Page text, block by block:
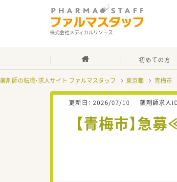
株式会社メディカルリソース
初めての方
薬剤師の転職・求人サイト ファルマスタッフ 東京都 青梅市
更新日： 2026/07/10 薬剤師求人ID
【青梅市】急